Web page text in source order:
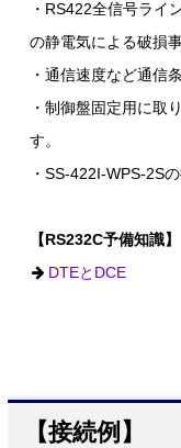
・RS422全信号ライ
の静電気による破損
・通信速度など通信
・制御盤固定用に取
す。
・SS-422I-WPS-2S
【RS232C予備知識】
DTEとDCE
【接続例】